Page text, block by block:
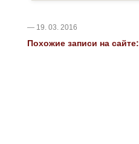
— 19. 03. 2016
Похожие записи на сайте: